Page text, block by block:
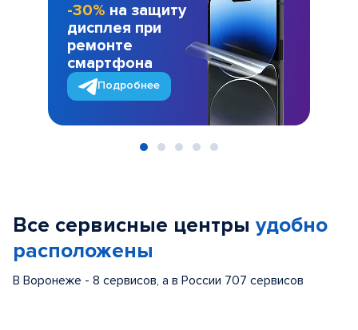
-30% на защиту
дисплея при
ремонте
смартфона
Подробнее
Все сервисные центры удобно
расположены
В Воронеже - 8 сервисов, а в России 707 сервисов